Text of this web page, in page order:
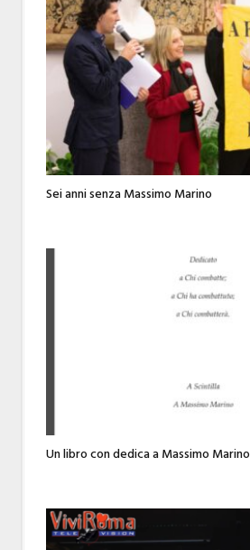
Sei anni senza Massimo Marino
Un libro con dedica a Massimo Marino